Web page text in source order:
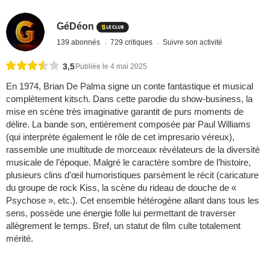
GéDéon
139 abonnés 729 critiques Suivre son activité
3,5 Publiée le 4 mai 2025
En 1974, Brian De Palma signe un conte fantastique et musical
complètement kitsch. Dans cette parodie du show-business, la
mise en scène très imaginative garantit de purs moments de
délire. La bande son, entièrement composée par Paul Williams
(qui interprète également le rôle de cet impresario véreux),
rassemble une multitude de morceaux révélateurs de la diversité
musicale de l’époque. Malgré le caractère sombre de l’histoire,
plusieurs clins d’œil humoristiques parsèment le récit (caricature
du groupe de rock Kiss, la scène du rideau de douche de «
Psychose », etc.). Cet ensemble hétérogène allant dans tous les
sens, possède une énergie folle lui permettant de traverser
allègrement le temps. Bref, un statut de film culte totalement
mérité.